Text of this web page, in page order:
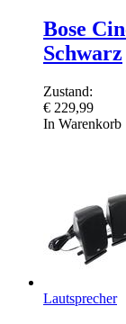
Bose
Schwarz
Zustand:
€ 229,99
In Warenkorb
Lautsprecher